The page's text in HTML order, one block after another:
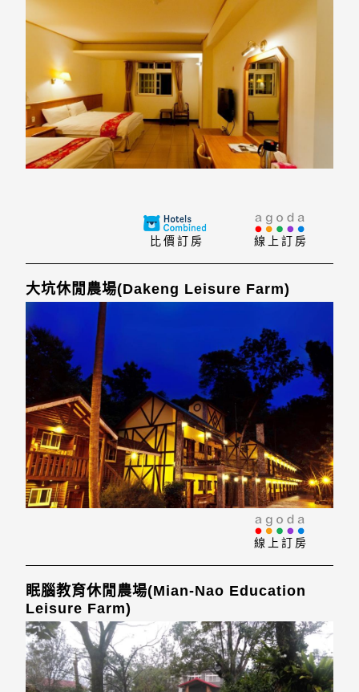
線上訂房
比價訂房
大坑休閒農場(Dakeng Leisure Farm)
線上訂房
眠腦教育休閒農場(Mian-Nao Education
Leisure Farm)